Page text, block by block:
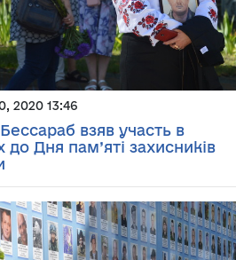
2020 13:46
взяв участь в
до Дня пам’яті захисників